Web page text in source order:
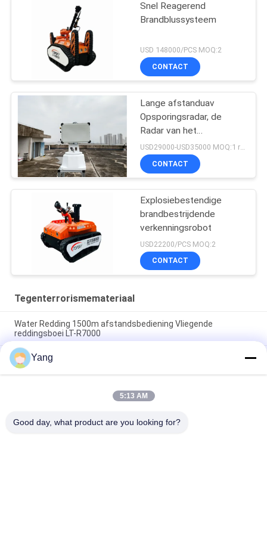
Snel Reagerend
Brandblussysteem
USD 148000/PCS MOQ:2
CONTACT
Lange afstanduav
Opsporingsradar, de
Radar van het
Hommeltoezicht
CONTACT
Explosiebestendige
brandbestrijdende
verkenningsrobot
USD22200/PCS MOQ:2
CONTACT
Tegenterrorismemateriaal
Water Redding 1500m afstandsbediening Vliegende
reddingsboei LT-R7000
Intrinsiek veilig laserafstandsmetingsinstrument voor
mijnengebruik met een bereik van 300 m, geen reflecterende
platen vereist en geïntegreerde telescoop
Explosiebestendige brandbestrijdingsrobot met 6500N
Yang
5:13 AM
Good day, what product are you looking for?